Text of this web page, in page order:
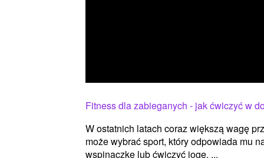
Fitness dla zabieganych - jak ćwiczyć w
W ostatnich latach coraz większą wagę
może wybrać sport, który odpowiada mu
wspinaczkę lub ćwiczyć jogę. ...